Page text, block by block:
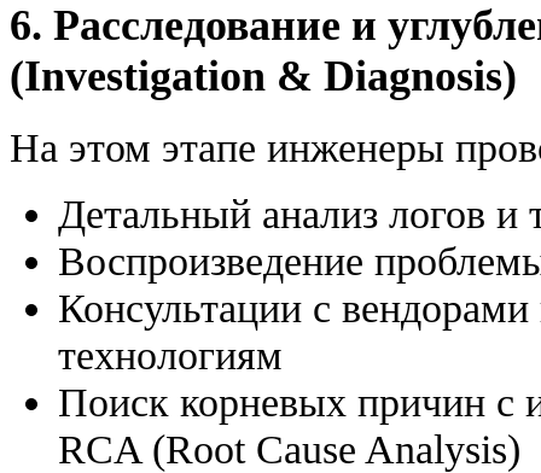
6. Расследование и
(Investigation & Diagnosis)
На этом этапе инженеры
Детальный анализ логов и
Воспроизведение
Консультации с
технологиям
Поиск корневых причин с
RCA (Root Cause Analysis)